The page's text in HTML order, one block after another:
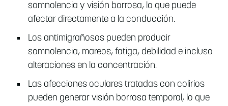
somnolencia y visión borrosa, lo que puede
afectar directamente a la conducción.
Los antimigrañosos pueden producir
somnolencia, mareos, fatiga, debilidad e incluso
alteraciones en la concentración.
Las afecciones oculares tratadas con colirios
pueden generar visión borrosa temporal, lo que